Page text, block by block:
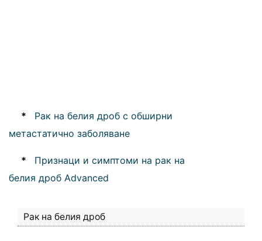
*
Рак на белия дроб с обширни
метастатично заболяване
*
Признаци и симптоми на рак на
белия дроб Advanced
Рак на белия дроб